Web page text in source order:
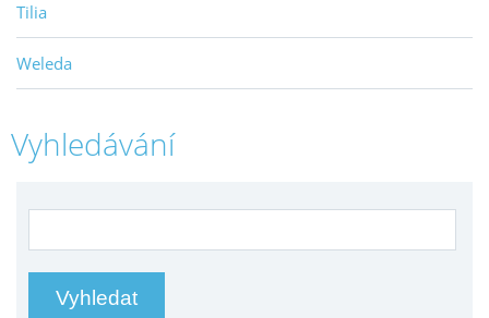
Tilia
Weleda
Vyhledávání